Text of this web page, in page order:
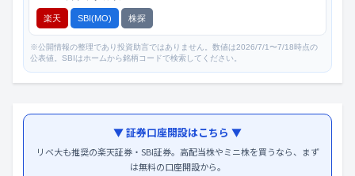
楽天 SBI(MO) 株探
※公開情報の整理であり投資助言ではありません。数値は2026/7/1〜7/18時点の
公表値。SBIはホームから銘柄コードで検索してください。
▼ 証券口座開設はこちら ▼
リベ大も推奨の楽天証券・SBI証券。高配当株やミニ株を買うなら、まず
は無料の口座開設から。